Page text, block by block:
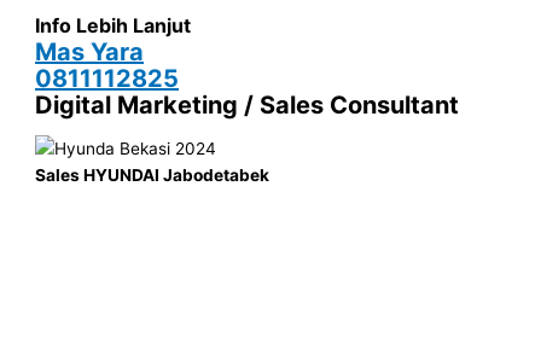
Info Lebih Lanjut
Mas Yara
0811112825
Digital Marketing / Sales Consultant
Sales HYUNDAI Jabodetabek